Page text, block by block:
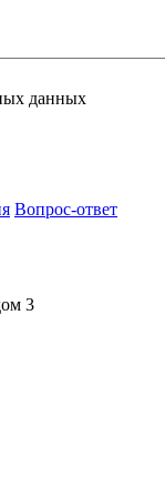
данных
Вопрос-ответ
3